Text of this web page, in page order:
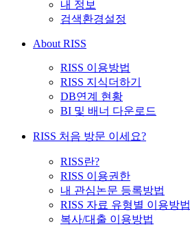
내 정보
검색환경설정
About RISS
RISS 이용방법
RISS 지식더하기
DB연계 현황
BI 및 배너 다운로드
RISS 처음 방문 이세요?
RISS란?
RISS 이용권한
내 관심논문 등록방법
RISS 자료 유형별 이용방법
복사/대출 이용방법